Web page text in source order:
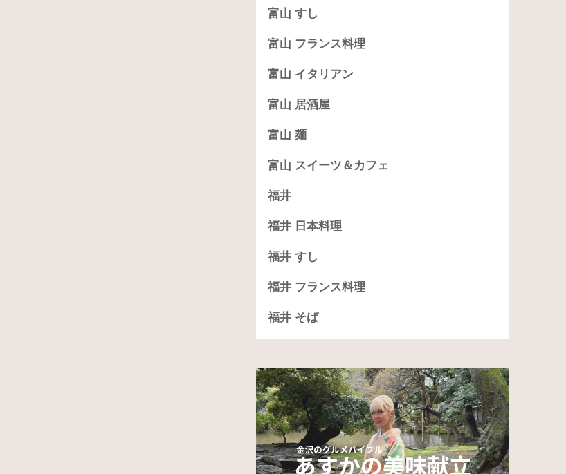
富山 すし
富山 フランス料理
富山 イタリアン
富山 居酒屋
富山 麺
富山 スイーツ＆カフェ
福井
福井 日本料理
福井 すし
福井 フランス料理
福井 そば